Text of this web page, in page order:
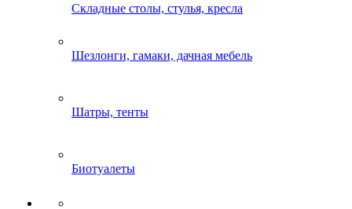
Складные столы, стулья, кресла
Шезлонги, гамаки, дачная мебель
Шатры, тенты
Биотуалеты